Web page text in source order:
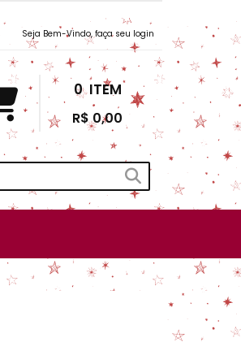
Seja Bem-Vindo, faça seu login
0 ITEM
R$ 0,00